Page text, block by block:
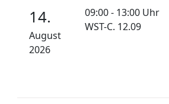
14.
August
2026
09:00 - 13:00 Uhr
WST-C. 12.09